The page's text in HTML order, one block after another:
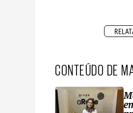
CONTEÚDO DE